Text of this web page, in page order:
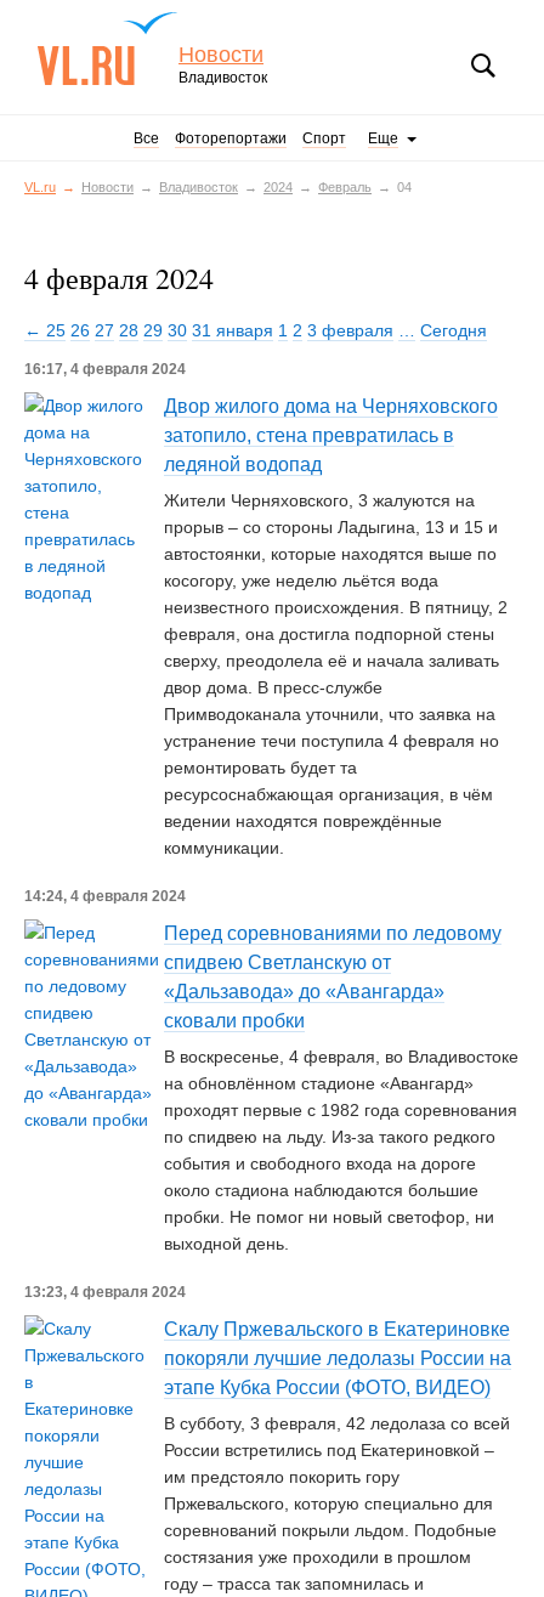
Новости
Владивосток
Все Фоторепортажи Спорт Еще
VL.ru Новости Владивосток 2024 Февраль 04
4 февраля 2024
← 25 26 27 28 29 30 31 января 1 2 3 февраля Сегодня
16:17, 4 февраля 2024
Двор жилого дома на Черняховского
затопило, стена превратилась в
ледяной водопад
Жители Черняховского, 3 жалуются на
прорыв – со стороны Ладыгина, 13 и 15 и
автостоянки, которые находятся выше по
косогору, уже неделю льётся вода
неизвестного происхождения. В пятницу, 2
февраля, она достигла подпорной стены
сверху, преодолела её и начала заливать
двор дома. В пресс-службе
Примводоканала уточнили, что заявка на
устранение течи поступила 4 февраля но
ремонтировать будет та
ресурсоснабжающая организация, в чём
ведении находятся повреждённые
коммуникации.
14:24, 4 февраля 2024
Перед соревнованиями по ледовому
спидвею Светланскую от
«Дальзавода» до «Авангарда»
сковали пробки
В воскресенье, 4 февраля, во Владивостоке
на обновлённом стадионе «Авангард»
проходят первые с 1982 года соревнования
по спидвею на льду. Из-за такого редкого
события и свободного входа на дороге
около стадиона наблюдаются большие
пробки. Не помог ни новый светофор, ни
выходной день.
13:23, 4 февраля 2024
Скалу Пржевальского в Екатериновке
покоряли лучшие ледолазы России на
этапе Кубка России (ФОТО, ВИДЕО)
В субботу, 3 февраля, 42 ледолаза со всей
России встретились под Екатериновкой –
им предстояло покорить гору
Пржевальского, которую специально для
соревнований покрыли льдом. Подобные
состязания уже проходили в прошлом
году – трасса так запомнилась и